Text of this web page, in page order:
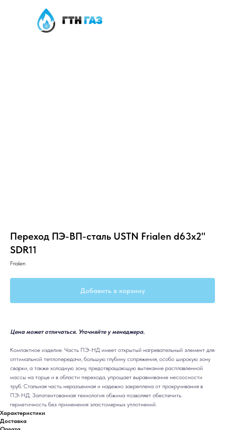
Переход ПЭ-ВП-сталь USTN Frialen d63x2''
SDR11
Frialen
Добавить в корзину
Цена может отличаться. Уточняйте у менеджера.
Компактное изделие. Часть ПЭ-НД имеет открытый нагревательный элемент для
оптимальной теплопередачи, большую глубину сопряжения, особо широкую зону
сварки, а также холодную зону, предотвращающую вытекание расплавленной
массы на торце и в области перехoда, упрощает выравнивание несоосности
труб. Стальная часть неразъемная и надежно закреплена от прокручивания в
ПЭ-НД. Запатентованная технология обжима позволяет обеспечить
герметичность без применения эластомерных уплотнений.
Характеристики
Доставка